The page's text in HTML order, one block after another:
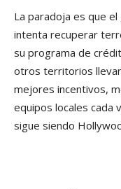
La paradoja es que
intenta recuperar
su programa de
otros territorios
mejores incentivos,
equipos locales cada
sigue siendo